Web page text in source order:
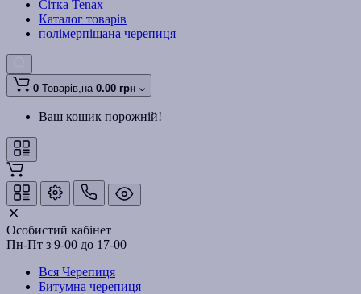
Сітка Tenax
Каталог товарів
полімерпіщана черепиця
0 Товарів,на 0.00 грн
Ваш кошик порожній!
Особистий кабінет
Пн-Пт з 9-00 до 17-00
Вся Черепиця
Битумна черепиця